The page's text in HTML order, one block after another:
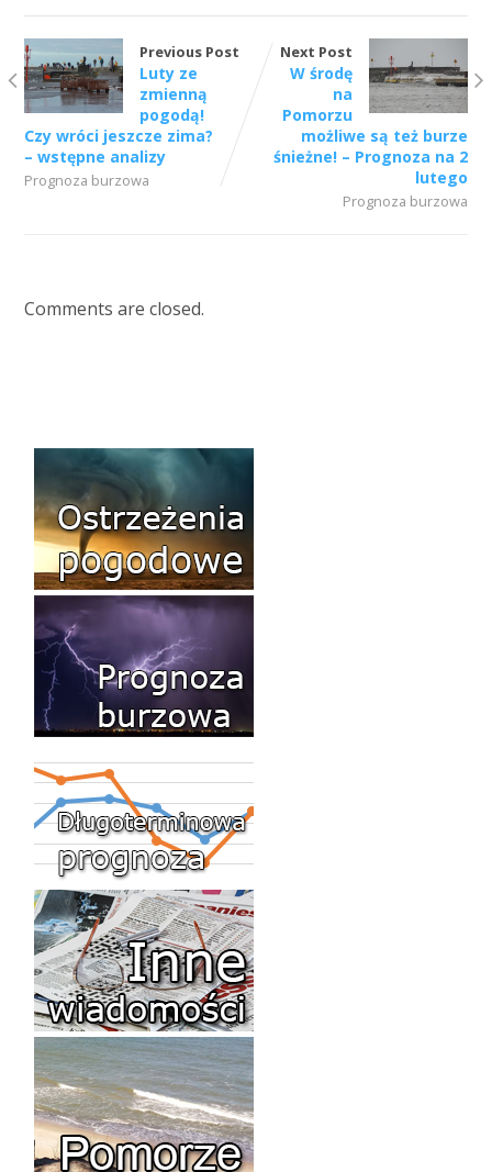
Previous Post
Luty ze
zmienną
pogodą!
Czy wróci jeszcze zima?
– wstępne analizy
Prognoza burzowa
Next Post
W środę
na
Pomorzu
możliwe są też burze
śnieżne! – Prognoza na 2
lutego
Prognoza burzowa
Comments are closed.